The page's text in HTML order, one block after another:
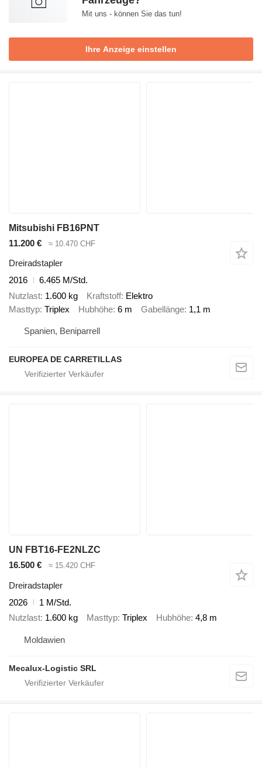
Mit uns - können Sie das tun!
Ihre Anzeige einstellen
Mitsubishi FB16PNT
11.200 €
≈ 10.470 CHF
Dreiradstapler
2016
6.465 M/Std.
Nutzlast 1.600 kg Kraftstoff Elektro
Masttyp Triplex Hubhöhe 6 m Gabellänge 1,1 m
Spanien, Beniparrell
EUROPEA DE CARRETILLAS
UN FBT16-FE2NLZC
16.500 €
≈ 15.420 CHF
Dreiradstapler
2026
1 M/Std.
Nutzlast 1.600 kg Masttyp Triplex Hubhöhe 4,8 m
Moldawien
Mecalux-Logistic SRL